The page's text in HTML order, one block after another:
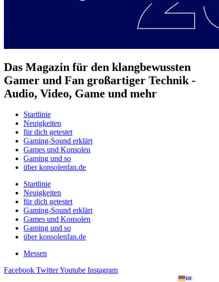
Das Magazin für den klangbewussten
Gamer und Fan großartiger Technik -
Audio, Video, Game und mehr
Startlinie
Neuigkeiten
für dich getestet
Gaming-Sound erklärt
Games und Konsolen
Gaming und so
über konsolenfan.de
Startlinie
Neuigkeiten
für dich getestet
Gaming-Sound erklärt
Games und Konsolen
Gaming und so
über konsolenfan.de
Messen
Facebook TwitterYoutube Instagram
DE